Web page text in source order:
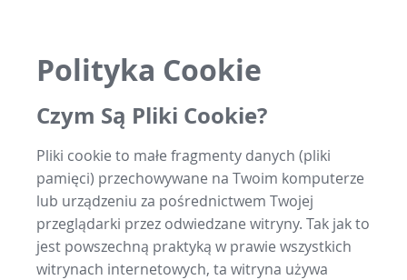
Polityka Cookie
Czym Są Pliki Cookie?
Pliki cookie to małe fragmenty danych (pliki
pamięci) przechowywane na Twoim komputerze
lub urządzeniu za pośrednictwem Twojej
przeglądarki przez odwiedzane witryny. Tak jak to
jest powszechną praktyką w prawie wszystkich
witrynach internetowych, ta witryna używa